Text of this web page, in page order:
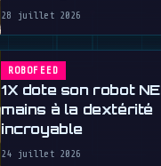
28 juillet 2026
ROBOFEED
1X dote son robot
mains à la dextérité
incroyable
24 juillet 2026